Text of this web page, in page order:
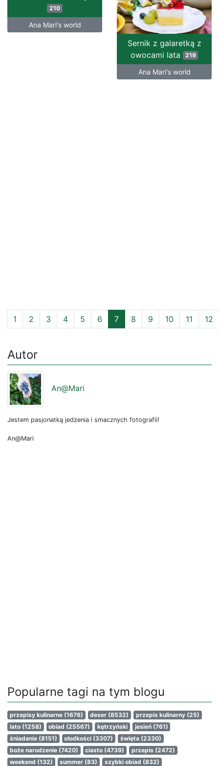
210
Ana Mari's world
Sernik z galaretką z
owocami lata
219
Ana Mari's world
1 2 3 4 5 6 7 8 9 10 11 12
Autor
An@Mari
Jestem pasjonatką jedzenia i smacznych fotografii!
An@Mari
Popularne tagi na tym blogu
przepisy kulinarne (1676) deser (8532) przepis kulinarny (25)
lato (1258) obiad (25567) kętrzyński jesień (761)
śniadanie (8151) słodkości (3307) święta (2330)
boże narodzenie (7420) ciasto (4739) przepis (2472)
weekend (132) summer (83) szybki obiad (832)